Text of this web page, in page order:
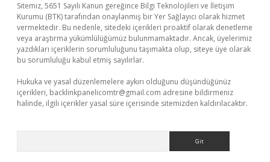
Sitemiz, 5651 Sayılı Kanun gereğince Bilgi Teknolojileri ve İletişim
Kurumu (BTK) tarafından onaylanmış bir Yer Sağlayıcı olarak hizmet
vermektedir. Bu nedenle, sitedeki içerikleri proaktif olarak denetleme
veya araştırma yükümlülüğümüz bulunmamaktadır. Ancak, üyelerimiz
yazdıkları içeriklerin sorumluluğunu taşımakta olup, siteye üye olarak
bu sorumluluğu kabul etmiş sayılırlar.
Hukuka ve yasal düzenlemelere aykırı olduğunu düşündüğünüz
içerikleri, backlinkpanelicomtr@gmail.com adresine bildirmeniz
halinde, ilgili içerikler yasal süre içerisinde sitemizden kaldırılacaktır.